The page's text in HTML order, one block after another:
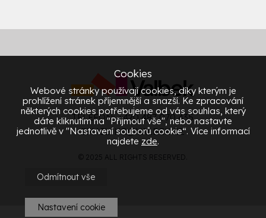
TELEFON: +420 487 070 435
EMAIL:HR@VALBEK.CZ
© 2025 ALL RIGHTS RESERVED.
Cookies
Webové stránky používají cookies, díky kterým je
prohlížení stránek příjemnější a snazší. Ke zpracování
některých cookies potřebujeme od vás souhlas, který
dáte kliknutím na "Přijmout vše", nebo nastavte
jednotlivě v "Nastavení souborů cookie“. Více informací
najdete zde.
Odmítnout vše
Nastavení cookie